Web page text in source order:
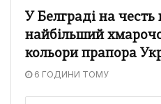
У Белграді на честь
найбільший
кольори прапора
6 ГОДИНИ ТОМУ